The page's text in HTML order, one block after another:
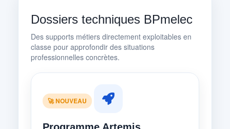
Dossiers techniques BPmelec
Des supports métiers directement exploitables en
classe pour approfondir des situations
professionnelles concrètes.
🚀 NOUVEAU